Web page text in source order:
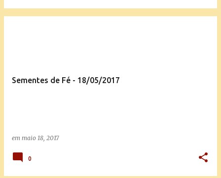
Sementes de Fé - 18/05/2017
em maio 18, 2017
0